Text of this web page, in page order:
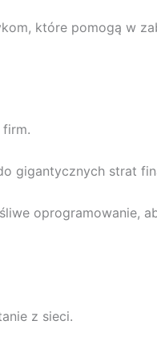
które pomogą w
gigantycznych strat
oprogramowanie,
z sieci.